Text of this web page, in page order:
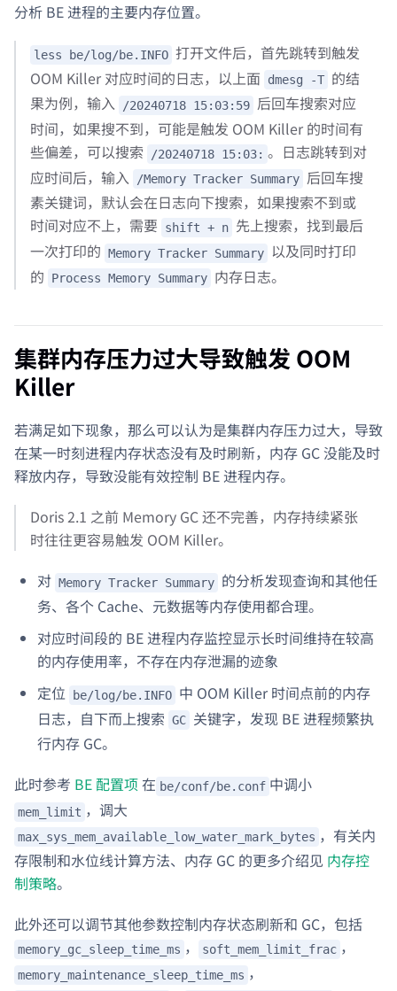
分析 BE 进程的主要内存位置。
less be/log/be.INFO 打开文件后，首先跳转到触发
OOM Killer 对应时间的日志，以上面
dmesg -T 的结
果为例，输入
/20240718 15:03:59 后回车搜索对应
时间，如果搜不到，可能是触发 OOM Killer 的时间有
些偏差，可以搜索
/20240718 15:03: 。日志跳转到对
应时间后，输入
/Memory Tracker Summary 后回车搜
素关键词，默认会在日志向下搜索，如果搜索不到或
时间对应不上，需要
shift + n 先上搜索，找到最后
一次打印的 Memory Tracker Summary 以及同时打印
的
Process Memory Summary 内存日志。
集群内存压力过大导致触发 OOM
Killer
若满足如下现象，那么可以认为是集群内存压力过大，导致
在某一时刻进程内存状态没有及时刷新，内存 GC 没能及时
释放内存，导致没能有效控制 BE 进程内存。
Doris 2.1 之前 Memory GC 还不完善，内存持续紧张
时往往更容易触发 OOM Killer。
对 Memory Tracker Summary 的分析发现查询和其他任
务、各个 Cache、元数据等内存使用都合理。
对应时间段的 BE 进程内存监控显示长时间维持在较高
的内存使用率，不存在内存泄漏的迹象
定位
be/log/be.INFO 中 OOM Killer 时间点前的内存
日志，自下而上搜索 GC 关键字，发现 BE 进程频繁执
行内存 GC。
此时参考 BE 配置项在 be/conf/be.conf 中调小
mem_limit ，调大
max_sys_mem_available_low_water_mark_bytes ，有关内
存限制和水位线计算方法、内存 GC 的更多介绍见 内存控
制策略。
此外还可以调节其他参数控制内存状态刷新和 GC，包括
memory_gc_sleep_time_ms ， soft_mem_limit_frac ，
memory_maintenance_sleep_time_ms ，